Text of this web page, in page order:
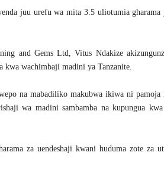
juu urefu wa mita 3.5 uliotumia
and Gems Ltd, Vitus Ndakize
kwa wachimbaji madini ya Tanzanite.
na mabadiliko makubwa ikiwa ni pamoja
wa madini sambamba na kupungua
za uendeshaji kwani huduma zote za